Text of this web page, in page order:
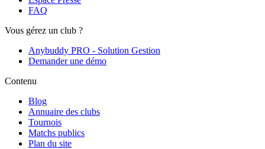
FAQ
Vous gérez un club ?
Anybuddy PRO - Solution Gestion
Demander une démo
Contenu
Blog
Annuaire des clubs
Tournois
Matchs publics
Plan du site